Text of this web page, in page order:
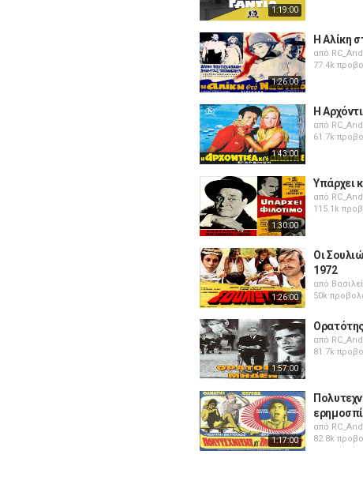
1:19:00
1:26:00
Η Αλίκη
από
77.4k
1:43:00
Η
από
61.7k
1:30:00
Υπάρχει
από
115.1k
1:26:00
Οι
1972
από
50k
1:57:00
από
81.7k
1:17:00
από
82.8k